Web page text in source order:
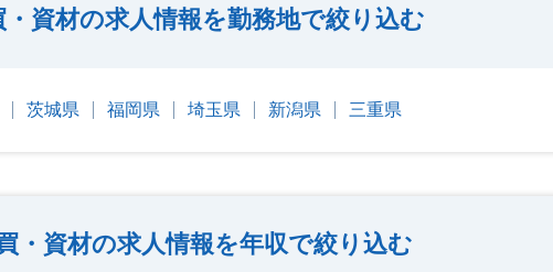
資材の求人情報を勤務地で絞り込む
茨城県 福岡県 埼玉県 新潟県 三重県
・資材の求人情報を年収で絞り込む